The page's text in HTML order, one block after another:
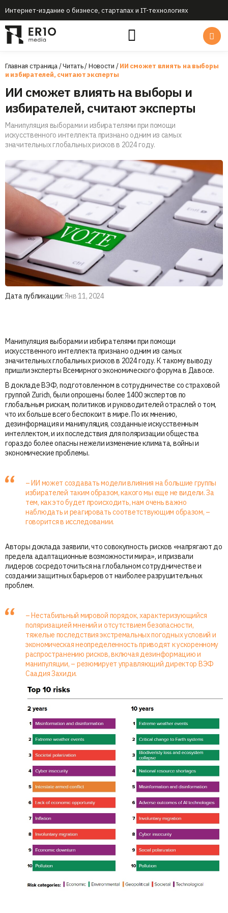
Интернет-издание о бизнесе, стартапах и IT-технологиях
Главная страница/Читать/Новости /ИИ сможет влиять на выборы
и избирателей, считают эксперты
ИИ сможет влиять на выборы и
избирателей, считают эксперты
Манипуляция выборами и избирателями при помощи
искусственного интеллекта признано одним из самых
значительных глобальных рисков в 2024 году.
Дата публикации:Янв 11, 2024
Манипуляция выборами и избирателями при помощи
искусственного интеллекта признано одним из самых
значительных глобальных рисков в 2024 году. К такому выводу
пришли эксперты Всемирного экономического форума в Давосе.
В докладе ВЭФ, подготовленном в сотрудничестве со страховой
группой Zurich, были опрошены более 1400 экспертов по
глобальным рискам, политиков и руководителей отраслей о том,
что их больше всего беспокоит в мире. По их мнению,
дезинформация и манипуляция, созданные искусственным
интеллектом, и их последствия для поляризации общества
гораздо более опасны нежели изменение климата, войны и
экономические проблемы.
– ИИ может создавать модели влияния на большие группы
избирателей таким образом, какого мы еще не видели. За
тем, как это будет происходить, нам очень важно
наблюдать и реагировать соответствующим образом, –
говорится в исследовании.
Авторы доклада заявили, что совокупность рисков «напрягают до
предела адаптационные возможности мира», и призвали
лидеров сосредоточиться на глобальном сотрудничестве и
создании защитных барьеров от наиболее разрушительных
проблем.
– Нестабильный мировой порядок, характеризующийся
поляризацией мнений и отсутствием безопасности,
тяжелые последствия экстремальных погодных условий и
экономическая неопределенность приводят к ускоренному
распространению рисков, включая дезинформацию и
манипуляции, – резюмирует управляющий директор ВЭФ
Саадия Захиди.